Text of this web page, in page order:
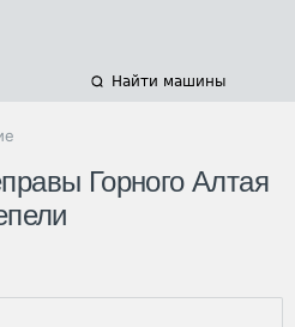
Найти машины
Горного Алтая